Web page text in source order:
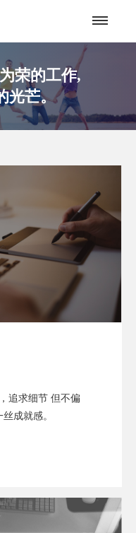
荣的工作,
光芒。
追求细节 但不偏
成就感。